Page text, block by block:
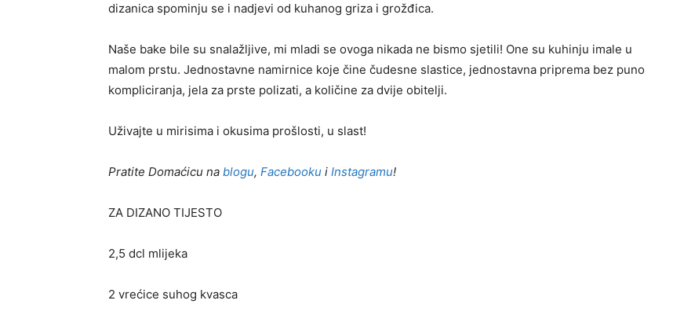
dizanica spominju se i nadjevi od kuhanog griza i grožđica.
Naše bake bile su snalažljive, mi mladi se ovoga nikada ne bismo sjetili! One su kuhinju imale u
malom prstu. Jednostavne namirnice koje čine čudesne slastice, jednostavna priprema bez puno
kompliciranja, jela za prste polizati, a količine za dvije obitelji.
Uživajte u mirisima i okusima prošlosti, u slast!
Pratite Domaćicu na blogu, Facebooku i Instagramu!
ZA DIZANO TIJESTO
2,5 dcl mlijeka
2 vrećice suhog kvasca